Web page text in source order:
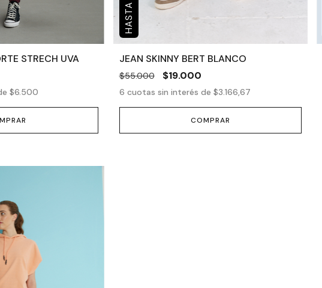
STRECH UVA
$6.500
JEAN SKINNY BERT BLANCO
$55.000 $19.000
6 cuotas sin interés de $3.166,67
COMPRAR